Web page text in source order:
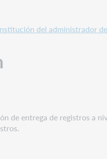
del administrador de
de entrega de registros a